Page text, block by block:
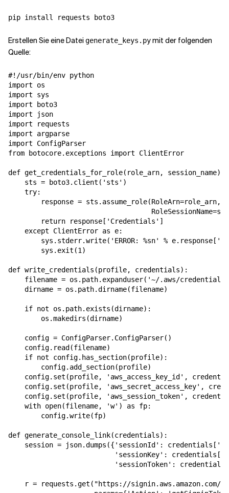
Erstellen Sie eine Dateigenerate_keys.pymit der folgenden
Quelle:
#!/usr/bin/env python
import os
import sys
import boto3
import json
import requests
import argparse
import ConfigParser
from botocore.exceptions import ClientError
def get_credentials_for_role(role_arn, session_name):
    sts = boto3.client('sts')
    try:
        response = sts.assume_role(RoleArn=role_arn,
        return response['Credentials']
    except ClientError as e:
sys.stderr.write('ERROR: %sn' %
        sys.exit(1)
def write_credentials(profile, credentials):
filename = os.path.expanduser('~/.aws/
    dirname = os.path.dirname(filename)
    if not os.path.exists(dirname):
        os.makedirs(dirname)
    config = ConfigParser.ConfigParser()
    config.read(filename)
    if not config.has_section(profile):
        config.add_section(profile)
config.set(profile, 'aws_access_key_id',
config.set(profile, 'aws_secret_access_key',
config.set(profile, 'aws_session_token',
    with open(filename, 'w') as fp:
        config.write(fp)
def generate_console_link(credentials):
session = json.dumps({'sessionId':
'sessionKey':
'sessionToken':
r = requests.get("https://signin.aws.amazon.com/